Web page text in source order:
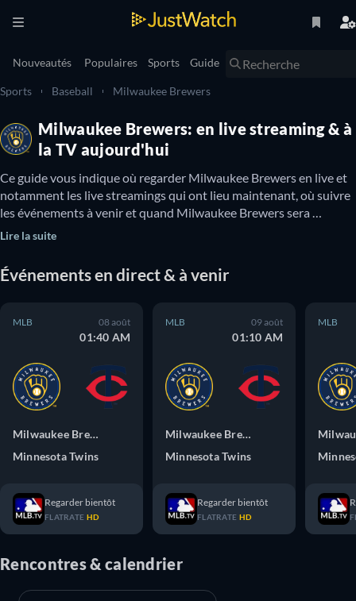
Nouveautés Populaires Sports Guide
Sports Baseball Milwaukee Brewers
Milwaukee Brewers: en live streaming & à
la TV aujourd'hui
Ce guide vous indique où regarder Milwaukee Brewers en live et
notamment les live streamings qui ont lieu maintenant, où suivre
les événements à venir et quand Milwaukee Brewers sera
disponible à la TV. Vous pouvez également découvrir s’il existe
gratuitement.
Lire la suite
Événements en direct & à venir
MLB 08 août
01:40 AM
Milwaukee Brewers
Minnesota Twins
Regarder bientôt
FLATRATE HD
MLB 09 août
01:10 AM
Milwaukee Brewers
Minnesota Twins
Regarder bientôt
FLATRATE HD
MLB
Rencontres & calendrier